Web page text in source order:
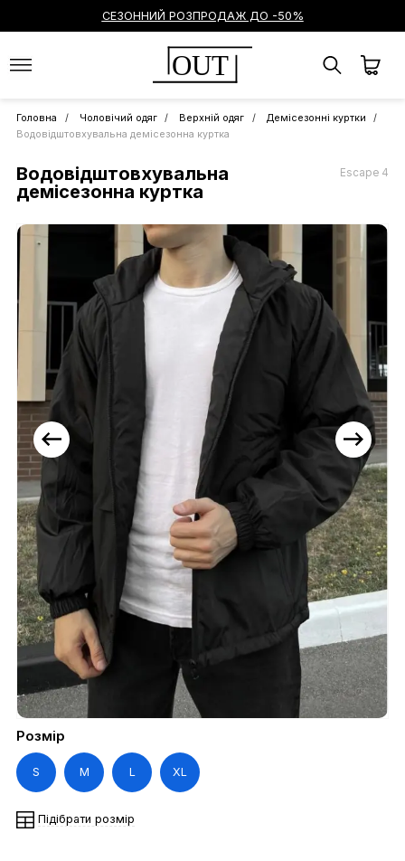
СЕЗОННИЙ РОЗПРОДАЖ ДО -50%
OUT
Головна Чоловічий одяг Верхній одяг
Демісезонні куртки
Водовідштовхувальна демісезонна куртка
Водовідштовхувальна
демісезонна куртка
Escape 4
Розмір
S M L XL
Підібрати розмір